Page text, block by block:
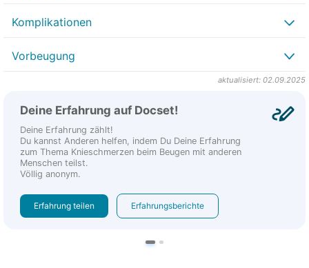
Komplikationen
Vorbeugung
aktualisiert: 02.09.2025
Deine Erfahrung auf Docset!
Deine Erfahrung zählt!
Du kannst Anderen helfen, indem Du Deine Erfahrung
zum Thema Knieschmerzen beim Beugen mit anderen
Menschen teilst.
Völlig anonym.
Erfahrung teilen Erfahrungsberichte